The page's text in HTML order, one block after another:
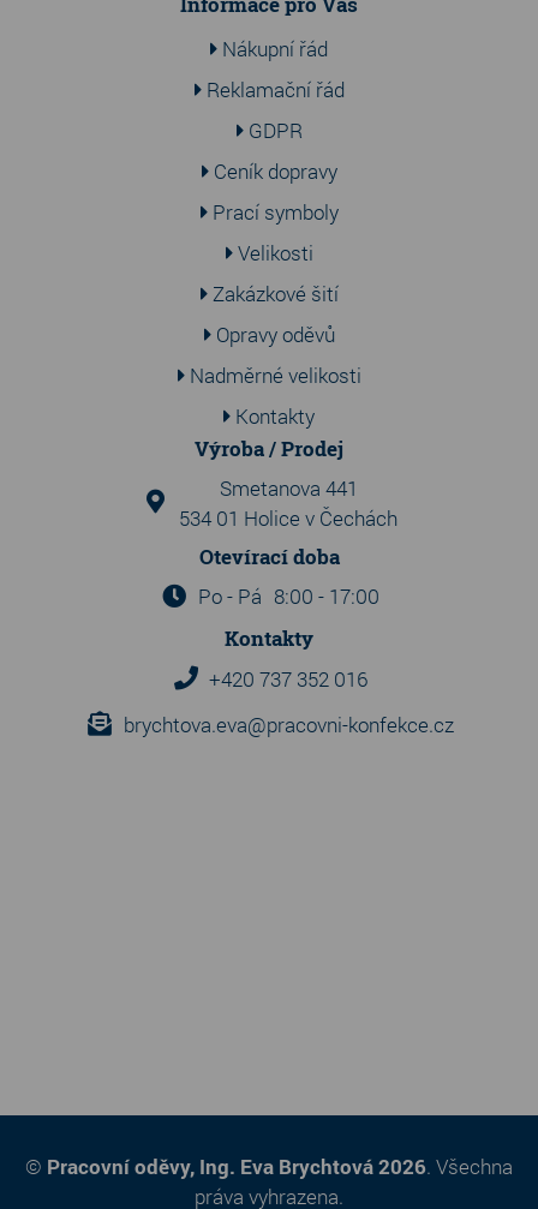
Nákupní řád
Reklamační řád
GDPR
Ceník dopravy
Prací symboly
Velikosti
Zakázkové šití
Opravy oděvů
Nadměrné velikosti
Kontakty
Výroba / Prodej
Smetanova 441
534 01 Holice v Čechách
Otevírací doba
Po - Pá 8:00 - 17:00
Kontakty
+420 737 352 016
brychtova.eva@pracovni-konfekce.cz
© Pracovní oděvy, Ing. Eva Brychtová 2026. Všechna
práva vyhrazena.